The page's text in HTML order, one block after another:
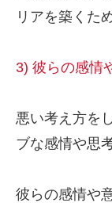
リアを築くた
3) 彼らの感情
悪い考え方を
ブな感情や思
彼らの感情や